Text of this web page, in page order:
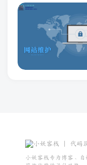
小妖客栈专为博客、自